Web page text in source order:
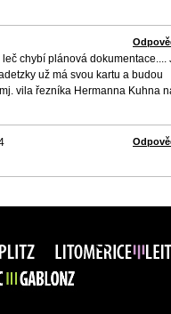
chybí plánová dokumentace....
už má svou kartu a budou
vila řezníka Hermanna Kuhna